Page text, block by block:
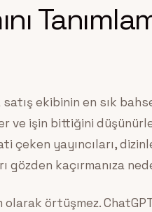
ekibinin en sık
ve işin bittiğini
yayıncıları,
gözden kaçırmanıza
örtüşmez.